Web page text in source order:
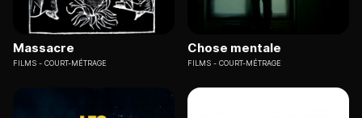
Massacre
FILMS COURT-MÉTRAGE
Chose mentale
FILMS COURT-MÉTRAGE